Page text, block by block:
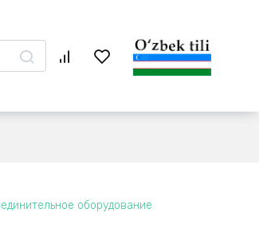
оборудование